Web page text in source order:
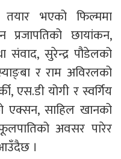
तयार भएको फिल्ममा
छायांकन,
सुरेन्द्र पौडेलको
र राम अविरलको
एस.डी योगी र स्वर्गिय
एक्सन, साहिल खानको
अवसर पारेर
।